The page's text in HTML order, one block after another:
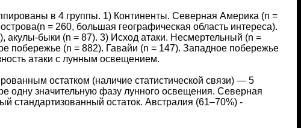
в 4 группы. 1) Континенты. Северная Америка (n =
= 260, большая географическая область интереса).
акулы-быки (n = 87). 3) Исход атаки. Несмертельный (n =
побережье (n = 882). Гавайи (n = 147). Западное побережье
атаки с лунным освещением.
остатком (наличие статистической связи) — 5
одну значительную фазу лунного освещения. Северная
стандартизованный остаток. Австралия (61–70%) -